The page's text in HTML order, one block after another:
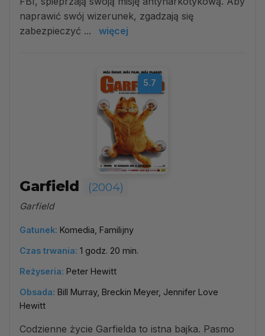
naprawić swój wizerunek, zgadzają się
zabezpieczyć ...
więcej
5.7
Garfield (2004)
Garfield
Gatunek: Komedia, Familijny
Czas trwania: 1 godz. 20 min.
Reżyseria: Peter Hewitt
Obsada: Bill Murray, Breckin Meyer, Jennifer Love
Hewitt
Codzienne życie Garfielda to istna bajka. Pasmo